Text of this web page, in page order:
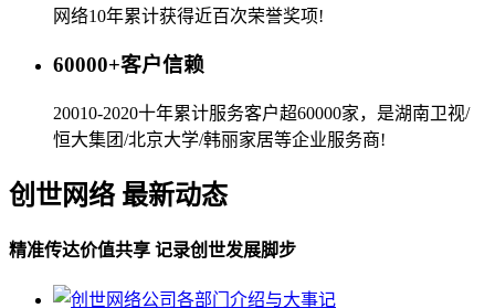
网络10年累计获得近百次荣誉奖项!
60000+客户信赖
20010-2020十年累计服务客户超60000家，是湖南卫视/
恒大集团/北京大学/韩丽家居等企业服务商!
创世网络 最新动态
精准传达价值共享 记录创世发展脚步